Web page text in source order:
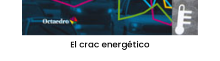
El crac energético